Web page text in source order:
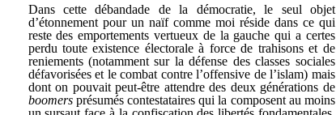
Dans cette débandade de la démocratie, le seul objet
d’étonnement pour un naïf comme moi réside dans ce qui
reste des emportements vertueux de la gauche qui a certes
perdu toute existence électorale à force de trahisons et de
reniements (notamment sur la défense des classes sociales
défavorisées et le combat contre l’offensive de l’islam) mais
dont on pouvait peut-être attendre des deux générations de
boomersprésumés contestataires qui la composent au moins